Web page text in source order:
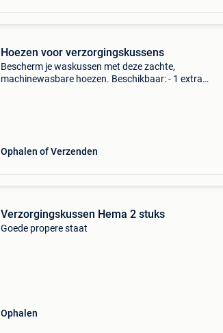
Hoezen voor verzorgingskussens
Bescherm je waskussen met deze zachte,
machinewasbare hoezen. Beschikbaar: - 1 extra
Ophalen of Verzenden
Verzorgingskussen Hema 2 stuks
Goede propere staat
Ophalen